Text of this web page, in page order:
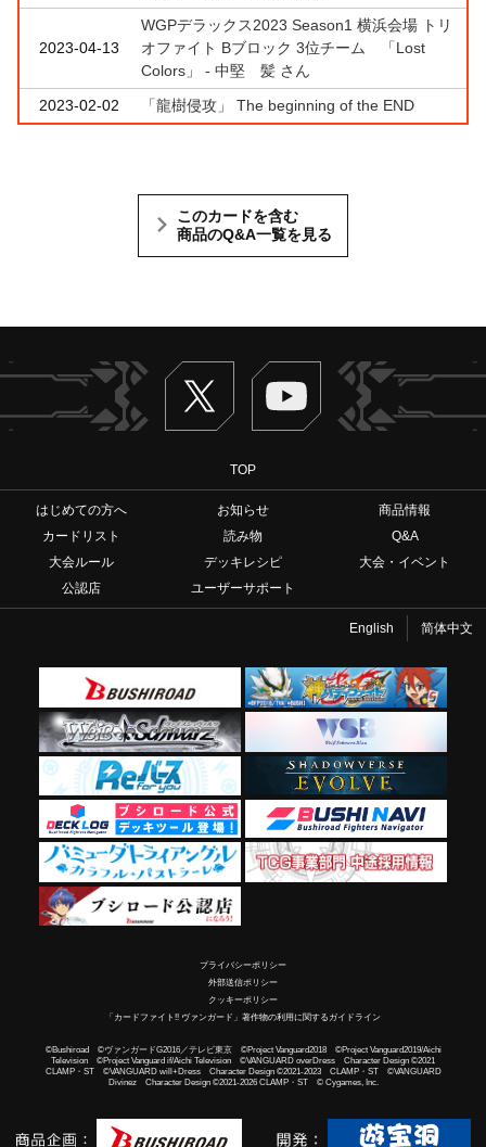
2023-04-13
WGPデラックス2023 Season1 横浜会場 トリ
オファイト Bブロック 3位チーム 「Lost
Colors」 - 中堅 髪 さん
2023-02-02
「龍樹侵攻」 The beginning of the END
このカードを含む
商品のQ&A一覧を見る
Twitter ヴァンガードch
TOP
はじめての方へ お知らせ
商品情報
カードリスト
読み物
Q&A
大会ルール
デッキレシピ
大会・イベント
公認店
ユーザーサポート
English 简体中文
プライバシーポリシー
外部送信ポリシー
クッキーポリシー
「カードファイト!! ヴァンガード」著作物の利用に関するガイドライン
©Bushiroad ©ヴァンガードG2016／テレビ東京 ©Project Vanguard2018 ©Project Vanguard2019/Aichi
Television ©Project Vanguard if/Aichi Television ©VANGUARD overDress Character Design ©2021
CLAMP・ST ©VANGUARD will+Dress Character Design ©2021-2023 CLAMP・ST ©VANGUARD
Divinez Character Design ©2021-2026 CLAMP・ST © Cygames, Inc.